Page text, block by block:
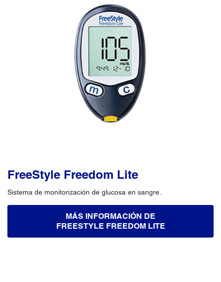
FreeStyle Freedom Lite
Sistema de monitorización de glucosa en sangre.
MÁS INFORMACIÓN DE
FREESTYLE FREEDOM LITE